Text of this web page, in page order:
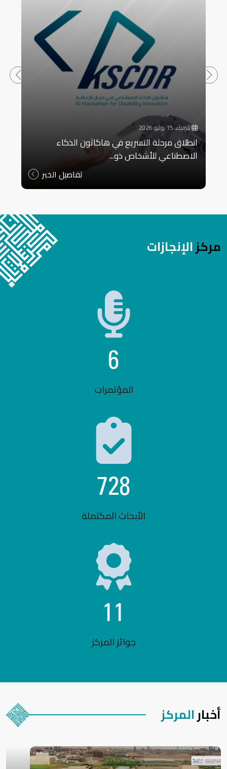
الأربعاء، 15 يوليو 2026
انطلاق مرحلة التسريع في هاكاثون الذكاء
الاصطناعي للأشخاص ذو...
تفاصيل الخبر
مركزالإنجازات
6
المؤتمرات
728
الأبحاث المكتملة
11
جوائز المركز
أخبارالمركز